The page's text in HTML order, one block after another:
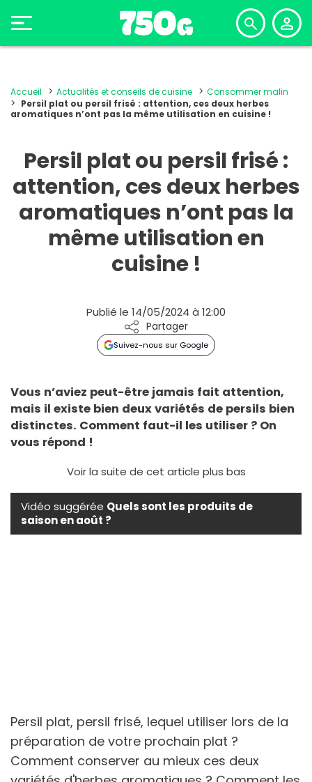
Accueil Actualités et conseils de cuisine
Consommer malin
Persil plat ou persil frisé : attention, ces deux herbes
aromatiques n’ont pas la même utilisation en cuisine !
Persil plat ou persil frisé :
attention, ces deux herbes
aromatiques n’ont pas la
même utilisation en
cuisine !
Publié le 14/05/2024 à 12:00
Partager
Suivez-nous sur Google
Vous n’aviez peut-être jamais fait attention,
mais il existe bien deux variétés de persils bien
distinctes. Comment faut-il les utiliser ? On
vous répond !
Voir la suite de cet article plus bas
Vidéo suggérée Quels sont les produits de
saison en août ?
Persil plat, persil frisé, lequel utiliser lors de la
préparation de votre prochain plat ?
Comment conserver au mieux ces deux